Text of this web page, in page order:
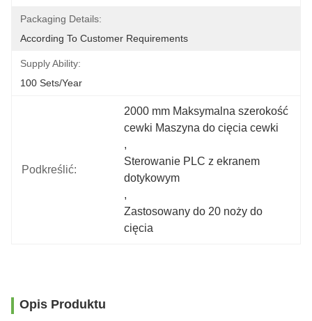
Packaging Details:
According To Customer Requirements
Supply Ability:
100 Sets/year
Podkreślić:
2000 mm Maksymalna szerokość
cewki Maszyna do cięcia cewki
,
Sterowanie PLC z ekranem
dotykowym
,
Zastosowany do 20 noży do
cięcia
Opis Produktu